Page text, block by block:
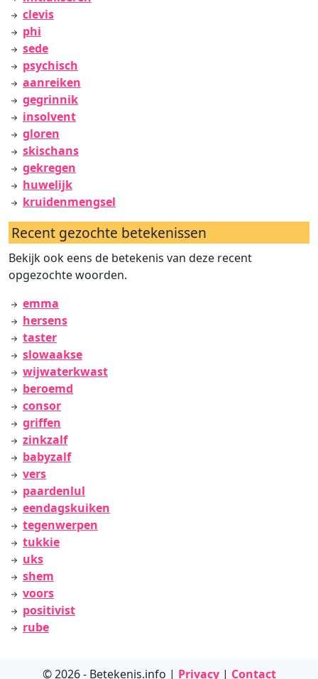
clevis
phi
sede
psychisch
aanreiken
gegrinnik
insolvent
gloren
skischans
gekregen
huwelijk
kruidenmengsel
Recent gezochte betekenissen
Bekijk ook eens de betekenis van deze recent
opgezochte woorden.
emma
hersens
taster
slowaakse
wijwaterkwast
beroemd
consor
griffen
zinkzalf
babyzalf
vers
paardenlul
eendagskuiken
tegenwerpen
tukkie
uks
shem
voors
positivist
rube
© 2026 - Betekenis.info | Privacy| Contact